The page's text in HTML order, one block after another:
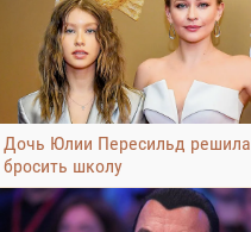
Дочь Юлии Пересильд решила
бросить школу